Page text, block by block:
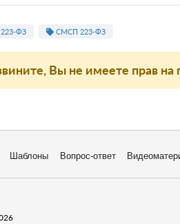
223-ФЗ СМСП 223-ФЗ
Вы не имеете прав
Шаблоны Вопрос-ответ